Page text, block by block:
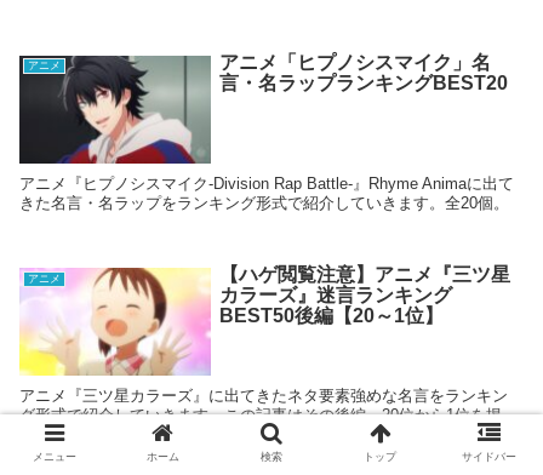
アニメ
アニメ「ヒプノシスマイク」名
言・名ラップランキングBEST20
アニメ『ヒプノシスマイク-Division Rap Battle-』Rhyme Animaに出て
きた名言・名ラップをランキング形式で紹介していきます。全20個。
アニメ
【ハゲ閲覧注意】アニメ『三ツ星
カラーズ』迷言ランキング
BEST50後編【20～1位】
アニメ『三ツ星カラーズ』に出てきたネタ要素強めな名言をランキン
グ形式で紹介していきます。この記事はその後編、20位から1位を掲
載。
メニュー ホーム 検索 トップ サイドバー